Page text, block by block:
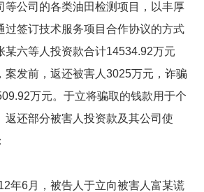
等公司的各类油田检测项目，以丰厚
过签订技术服务项目合作协议的方式
某六等人投资款合计14534.92万元
案发前，返还被害人3025万元，诈骗
万元。于立将骗取的钱款用于个
返还部分被害人投资款及其公司使
年6月，被告人于立向被害人富某谎